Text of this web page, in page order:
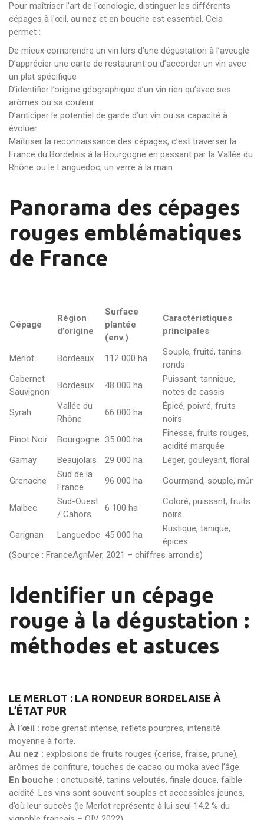
Pour maîtriser l’art de l'œnologie, distinguer les différents
cépages à l'œil, au nez et en bouche est essentiel. Cela
permet :
De mieux comprendre un vin lors d’une dégustation à l’aveugle
D’apprécier une carte de restaurant ou d’accorder un vin avec
un plat spécifique
D’identifier l’origine géographique d’un vin rien qu’avec ses
arômes ou sa couleur
D’anticiper le potentiel de garde d’un vin ou sa capacité à
évoluer
Maîtriser la reconnaissance des cépages, c’est traverser la
France du Bordelais à la Bourgogne en passant par la Vallée du
Rhône ou le Languedoc, un verre à la main.
Panorama des cépages
rouges emblématiques
de France
Cépage
Région
d’origine
Surface
plantée
(env.)
Caractéristiques
principales
Merlot Bordeaux 112 000 ha
Souple, fruité, tanins
ronds
Cabernet
Sauvignon
Bordeaux 48 000 ha
Puissant, tannique,
notes de cassis
Syrah
Vallée du
Rhône
66 000 ha
Épicé, poivré, fruits
noirs
Pinot Noir
Bourgogne 35 000 ha
Finesse, fruits rouges,
acidité marquée
Gamay
Beaujolais 29 000 ha
Léger, gouleyant, floral
Grenache
Sud de la
France
96 000 ha Gourmand, souple, mûr
Malbec
Sud-Ouest
/ Cahors
6 100 ha
Coloré, puissant, fruits
noirs
Carignan
Languedoc 45 000 ha
Rustique, tanique,
épices
(Source : FranceAgriMer, 2021 – chiffres arrondis)
Identifier un cépage
rouge à la dégustation :
méthodes et astuces
LE MERLOT : LA RONDEUR BORDELAISE À
L’ÉTAT PUR
À l’œil : robe grenat intense, reflets pourpres, intensité
moyenne à forte.
Au nez : explosions de fruits rouges (cerise, fraise, prune),
arômes de confiture, touches de cacao ou moka avec l’âge.
En bouche : onctuosité, tanins veloutés, finale douce, faible
acidité. Les vins sont souvent souples et accessibles jeunes,
d’où leur succès (le Merlot représente à lui seul 14,2 % du